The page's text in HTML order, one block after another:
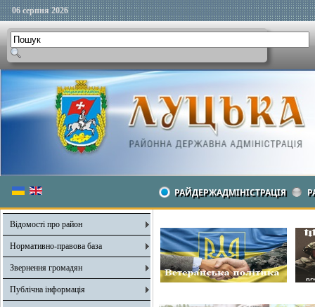
06 серпня 2026
РАЙДЕРЖАДМІНІСТРАЦІЯ
Відомості про район
Нормативно-правова база
Звернення громадян
Публічна інформація